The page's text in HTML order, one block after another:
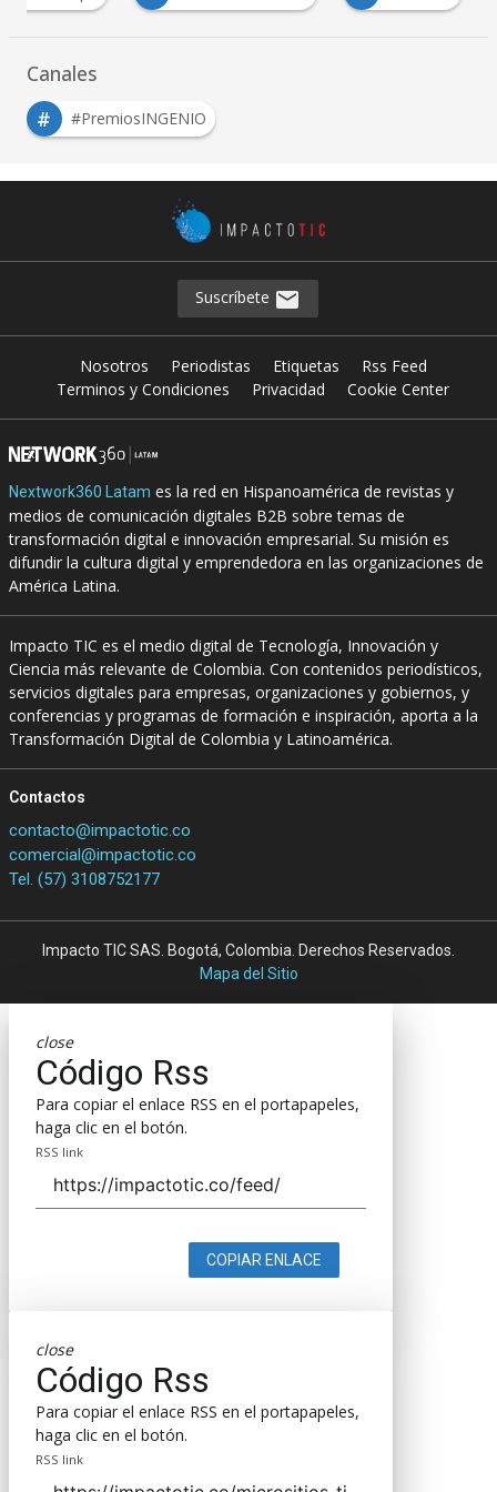
Canales
#
#PremiosINGENIO
Suscríbete
Nosotros Periodistas Etiquetas
Rss Feed
Terminos y Condiciones
Privacidad Cookie Center
Nextwork360 Latam es la red en Hispanoamérica de revistas y
medios de comunicación digitales B2B sobre temas de
transformación digital e innovación empresarial. Su misión es
difundir la cultura digital y emprendedora en las organizaciones de
América Latina.
Impacto TIC es el medio digital de Tecnología, Innovación y
Ciencia más relevante de Colombia. Con contenidos periodísticos,
servicios digitales para empresas, organizaciones y gobiernos, y
conferencias y programas de formación e inspiración, aporta a la
Transformación Digital de Colombia y Latinoamérica.
Contactos
contacto@impactotic.co
comercial@impactotic.co
Tel. (57) 3108752177
Impacto TIC SAS. Bogotá, Colombia. Derechos Reservados.
Mapa del Sitio
close
Código Rss
Para copiar el enlace RSS en el portapapeles,
haga clic en el botón.
RSS link
COPIAR ENLACE
close
Código Rss
Para copiar el enlace RSS en el portapapeles,
haga clic en el botón.
RSS link